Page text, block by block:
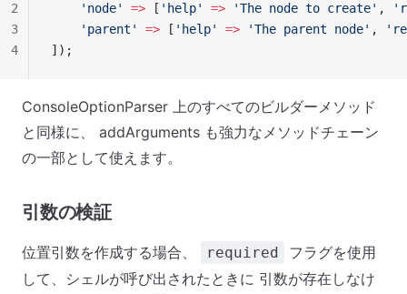
    'node'
=> [ 'help' => 'The node to create' ,
    'parent'
=> [ 'help' => 'The parent node' ,
]);
2
3
4
ConsoleOptionParser 上のすべてのビルダーメソッド
と同様に、 addArguments も強力なメソッドチェーン
の一部として使えます。
引数の検証
位置引数を作成する場合、 required
フラグを使用
して、シェルが呼び出されたときに 引数が存在しなけ